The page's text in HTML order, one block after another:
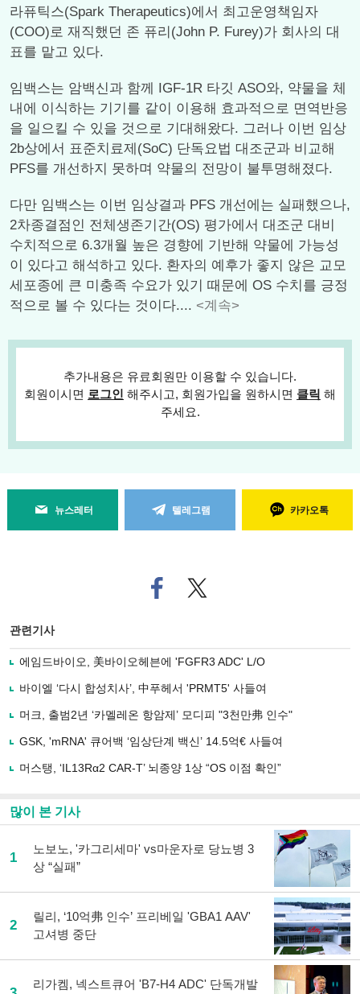
라퓨틱스(Spark Therapeutics)에서 최고운영책임자
(COO)로 재직했던 존 퓨리(John P. Furey)가 회사의 대
표를 맡고 있다.
임백스는 암백신과 함께 IGF-1R 타깃 ASO와, 약물을 체
내에 이식하는 기기를 같이 이용해 효과적으로 면역반응
을 일으킬 수 있을 것으로 기대해왔다. 그러나 이번 임상
2b상에서 표준치료제(SoC) 단독요법 대조군과 비교해
PFS를 개선하지 못하며 약물의 전망이 불투명해졌다.
다만 임백스는 이번 임상결과 PFS 개선에는 실패했으나,
2차종결점인 전체생존기간(OS) 평가에서 대조군 대비
수치적으로 6.3개월 높은 경향에 기반해 약물에 가능성
이 있다고 해석하고 있다. 환자의 예후가 좋지 않은 교모
세포종에 큰 미충족 수요가 있기 때문에 OS 수치를 긍정
적으로 볼 수 있다는 것이다.... <계속>
추가내용은 유료회원만 이용할 수 있습니다.
회원이시면 로그인 해주시고, 회원가입을 원하시면 클릭 해
주세요.
뉴스레터 텔레그램 카카오톡
페
이
로
기
사
유
기
트위
터로
관련기사
에임드바이오, 美바이오헤븐에 'FGFR3 ADC' L/O
바이엘 ‘다시 합성치사’, 中푸헤서 'PRMT5' 사들여
머크, 출범2년 ‘카멜레온 항암제’ 모디피 "3천만弗 인수"
GSK, 'mRNA' 큐어백 ‘임상단계 백신’ 14.5억€ 사들여
머스탱, ‘IL13Rα2 CAR-T’ 뇌종양 1상 “OS 이점 확인”
많이 본 기사
1
노보노, '카그리세마' vs마운자로 당뇨병 3
상 “실패”
2
릴리, ‘10억弗 인수’ 프리베일 'GBA1 AAV'
고셔병 중단
리가켐, 넥스트큐어 'B7-H4 ADC' 단독개발